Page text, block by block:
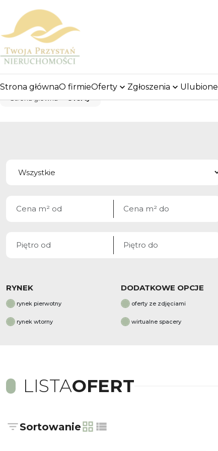
Strona głównaO firmieOferty Zgłoszenia Ulubione
Strona główna Oferty
RYNEK
rynek pierwotny
rynek wtorny
DODATKOWE OPCJE
oferty ze zdjęciami
wirtualne spacery
LISTAOFERT
Sortowanie
tabela
lista